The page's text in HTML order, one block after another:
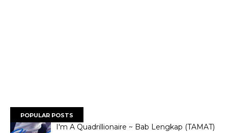
POPULAR POSTS
I'm A Quadrillionaire ~ Bab Lengkap (TAMAT)